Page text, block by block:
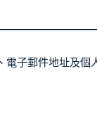
電子郵件地址及